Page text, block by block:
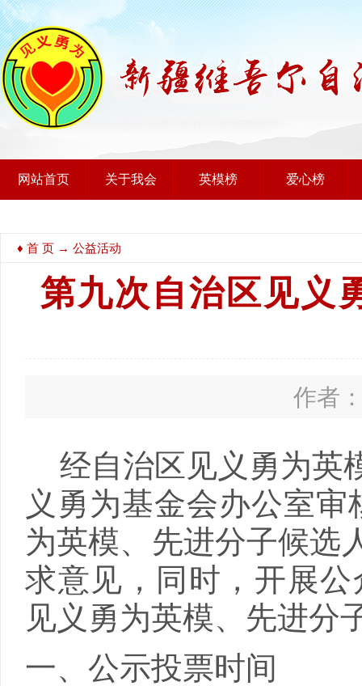
网站首页 关于我会 英模榜 爱心榜
♦ 首 页 → 公益活动
第九次自治区见义
作者
经自治区见义勇为英
义勇为基金会办公室
为英模、先进分子候选
求意见，同时，开展
见义勇为英模、先进分
一、公示投票时间